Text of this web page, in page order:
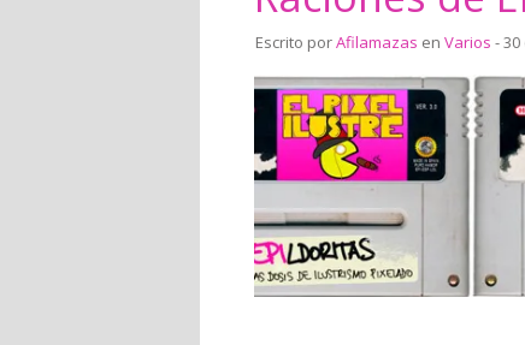
Escrito porAfilamazas en Varios -